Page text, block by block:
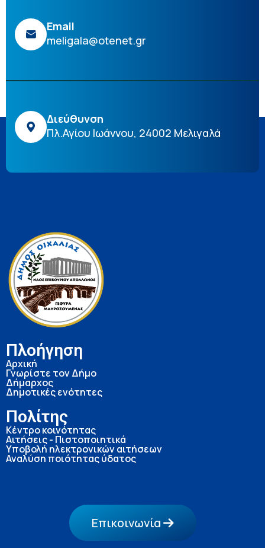
Email
meligala@otenet.gr
Διεύθυνση
Πλ.Αγίου Ιωάννου, 24002 Μελιγαλά
Πλοήγηση
Αρχική
Γνωρίστε τον Δήμο
Δήμαρχος
Δημοτικές ενότητες
Πολίτης
Κέντρο κοινότητας
Αιτήσεις - Πιστοποιητικά
Υποβολή ηλεκτρονικών αιτήσεων
Αναλύση ποιότητας ύδατος
Επικοινωνία